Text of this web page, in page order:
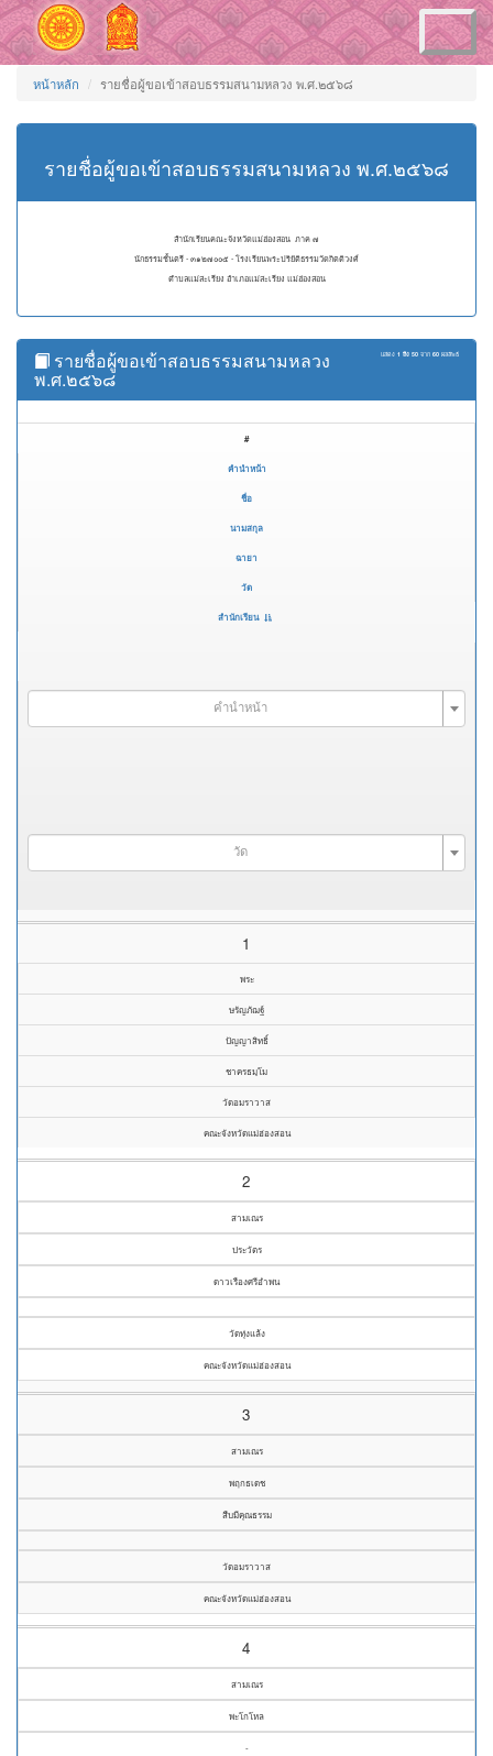
Toggle
navigation
หน้าหลัก รายชื่อผู้ขอเข้าสอบธรรมสนามหลวง พ.ศ.๒๕๖๘
รายชื่อผู้ขอเข้าสอบธรรมสนามหลวง พ.ศ.๒๕๖๘
สำนักเรียนคณะจังหวัดแม่ฮ่องสอน ภาค ๗
นักธรรมชั้นตรี - ๓๑๒๗๐๐๕ - โรงเรียนพระปริยัติธรรมวัดกิตติวงศ์
ตำบลแม่สะเรียง อำเภอแม่สะเรียง แม่ฮ่องสอน
แสดง 1 ถึง 50 จาก 60 ผลลัพธ์
รายชื่อผู้ขอเข้าสอบธรรมสนามหลวง
พ.ศ.๒๕๖๘
#
คำนำหน้า
ชื่อ
นามสกุล
ฉายา
วัด
สำนักเรียน
คำนำหน้า
วัด
1
พระ
ษรัญภัฌฐ์
ปัญญาสิทธิ์
ชาครธมฺโม
วัดอมราวาส
คณะจังหวัดแม่ฮ่องสอน
2
สามเณร
ประวัตร
ดาวเรืองศรีอำพน
วัดทุ่งแล้ง
คณะจังหวัดแม่ฮ่องสอน
3
สามเณร
พฤกธเดช
สืบมีคุณธรรม
วัดอมราวาส
คณะจังหวัดแม่ฮ่องสอน
4
สามเณร
พะโกโหล
-